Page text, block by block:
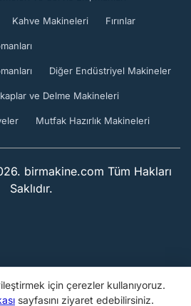
Kahve Makineleri Fırınlar
Diğer Endüstriyel Makineler
ve Delme Makineleri
Mutfak Hazırlık Makineleri
birmakine.com Tüm Hakları
Saklıdır.
için çerezler kullanıyoruz.
sayfasını ziyaret edebilirsiniz.